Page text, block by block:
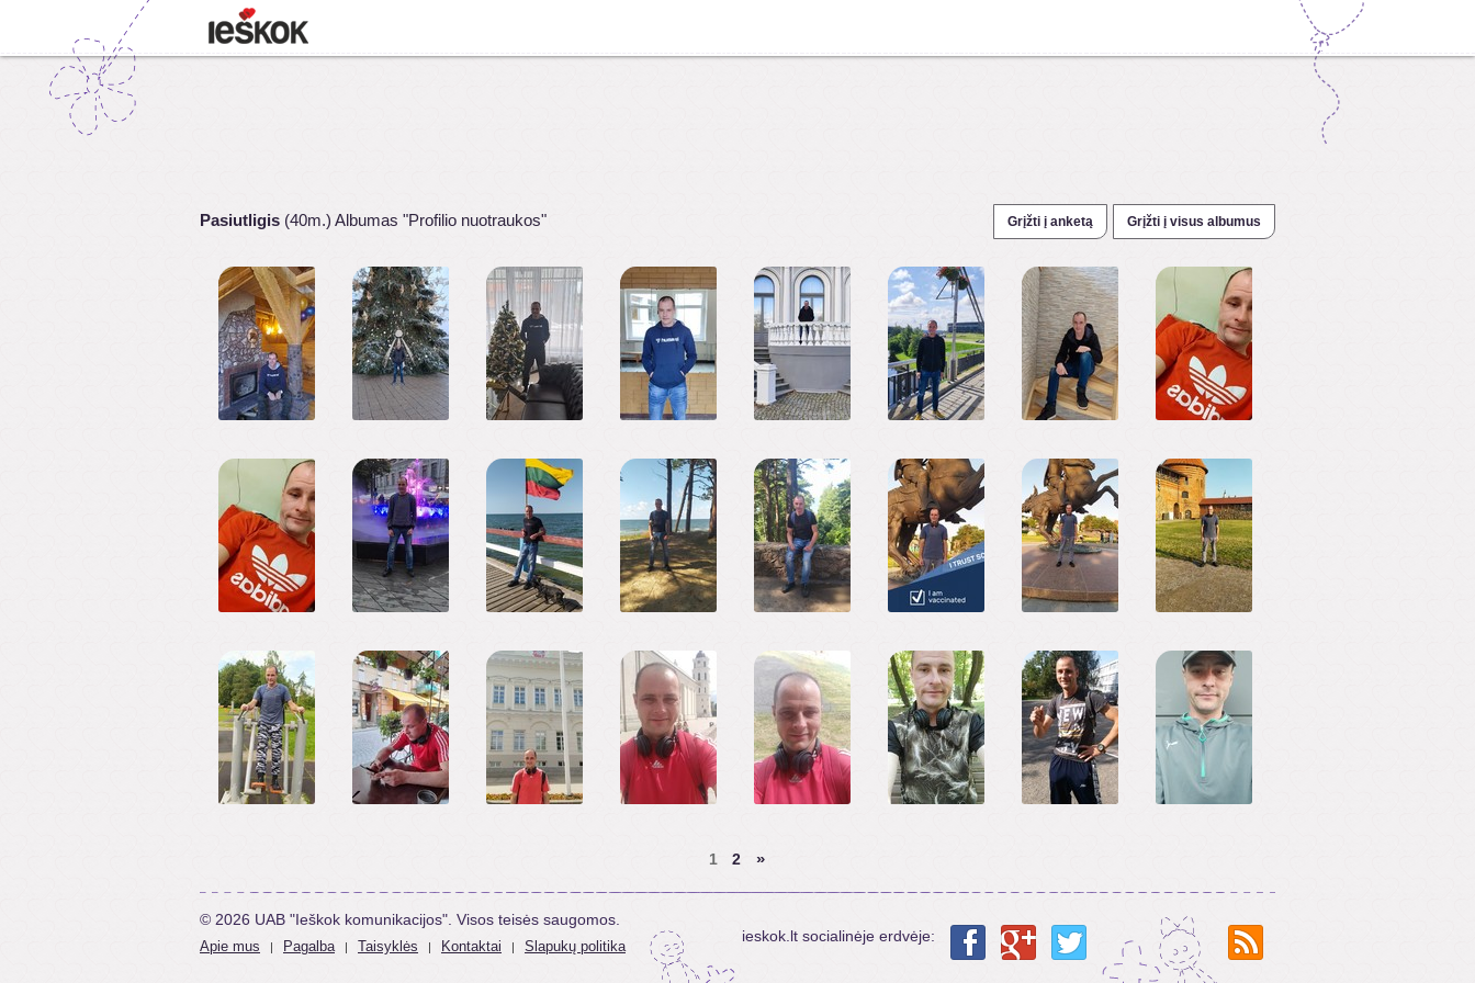
Pasiutligis (40m.) Albumas "Profilio nuotraukos" Grįžti į anketą Grįžti į visus albumus
1 2 »
© 2026 UAB "Ieškok komunikacijos". Visos teisės saugomos.
Apie mus | Pagalba | Taisyklės | Kontaktai | Slapukų politika
ieskok.lt socialinėje erdvėje: